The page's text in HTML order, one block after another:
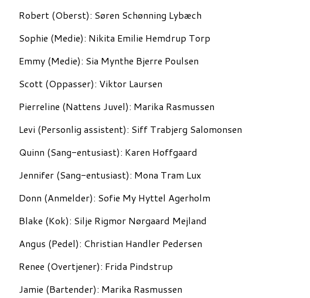
Robert (Oberst): Søren Schønning Lybæch
Sophie (Medie): Nikita Emilie Hemdrup Torp
Emmy (Medie): Sia Mynthe Bjerre Poulsen
Scott (Oppasser): Viktor Laursen
Pierreline (Nattens Juvel): Marika Rasmussen
Levi (Personlig assistent): Siff Trabjerg Salomonsen
Quinn (Sang-entusiast): Karen Hoffgaard
Jennifer (Sang-entusiast): Mona Tram Lux
Donn (Anmelder): Sofie My Hyttel Agerholm
Blake (Kok): Silje Rigmor Nørgaard Mejland
Angus (Pedel): Christian Handler Pedersen
Renee (Overtjener): Frida Pindstrup
Jamie (Bartender): Marika Rasmussen